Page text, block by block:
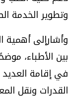
وتطوير الخدمة
وأشارإلى أهمية
بين الأطباء،
في إقامة العديد
القدرات ونقل